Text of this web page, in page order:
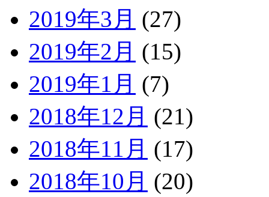
2019年3月 (27)
2019年2月 (15)
2019年1月 (7)
2018年12月 (21)
2018年11月 (17)
2018年10月 (20)